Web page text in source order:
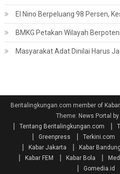
El Nino Berpeluang 98 Persen,
BMKG Petakan Wilayah
Masyarakat Adat Dinilai Harus
Beritalingkungan.com member of
Theme: News Portal by
Tentang Beritalingkungan.com
Greenpress
Terkini.com
Kabar Jakarta
Kabar Bandung
Kabar FEM
Kabar Bola
Gomedia.id